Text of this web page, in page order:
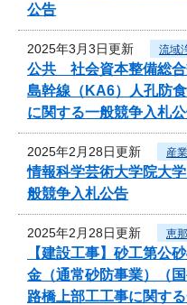
公告
2025年3月3日更新 流域
公共 社会資本整備総合
島幹線（KA6）人孔防
に関する一般競争入札
2025年2月28日更新 産
情報科学芸術大学院大
般競争入札公告
2025年2月28日更新 恵
【建設工事】砂工第公
金（通常砂防事業）（
路橋上部工工事に関す